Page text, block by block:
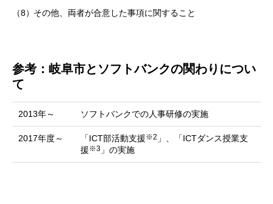
（8） その他、両者が合意した事項に関すること
参考：岐阜市とソフトバンクの関わりについ
て
2013年～ ソフトバンクでの人事研修の実施
2017年度～ 「ICT部活動支援※2 」、「ICTダンス授業支
援※3 」の実施